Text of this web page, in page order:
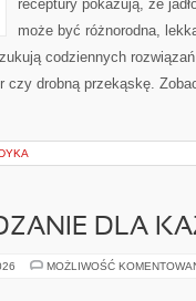
receptury pokazują, że
może być różnorodna,
codziennych
czy drobną przekąskę.
DLA
MOŻLIWOŚĆ